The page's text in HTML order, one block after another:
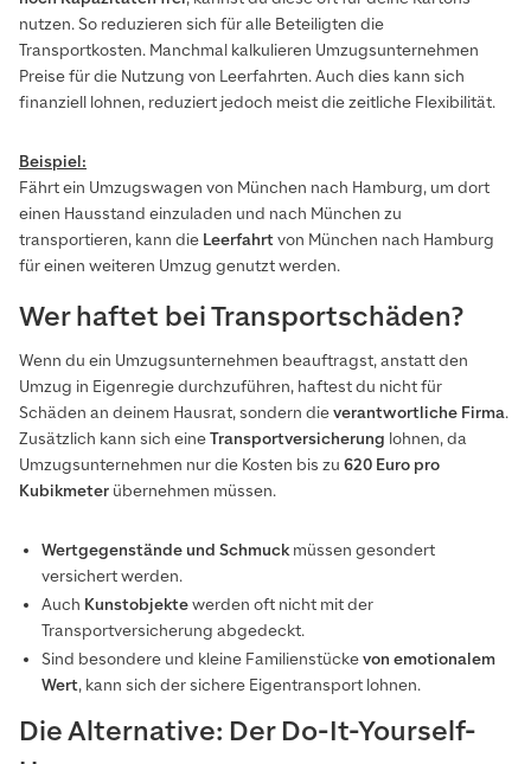
nutzen. So reduzieren sich für alle Beteiligten die
Transportkosten. Manchmal kalkulieren Umzugsunternehmen
Preise für die Nutzung von Leerfahrten. Auch dies kann sich
finanziell lohnen, reduziert jedoch meist die zeitliche Flexibilität.
Beispiel:
Fährt ein Umzugswagen von München nach Hamburg, um dort
einen Hausstand einzuladen und nach München zu
transportieren, kann die Leerfahrtvon München nach Hamburg
für einen weiteren Umzug genutzt werden.
Wer haftet bei Transportschäden?
Wenn du ein Umzugsunternehmen beauftragst, anstatt den
Umzug in Eigenregie durchzuführen, haftest du nicht für
Schäden an deinem Hausrat, sondern dieverantwortliche Firma.
Zusätzlich kann sich eineTransportversicherung lohnen, da
Umzugsunternehmen nur die Kosten bis zu 620 Euro pro
Kubikmeter übernehmen müssen.
Wertgegenstände und Schmuckmüssen gesondert
versichert werden.
Auch Kunstobjektewerden oft nicht mit der
Transportversicherung abgedeckt.
Sind besondere und kleine Familienstückevon emotionalem
Wert, kann sich der sichere Eigentransport lohnen.
Die Alternative: Der Do-It-Yourself-